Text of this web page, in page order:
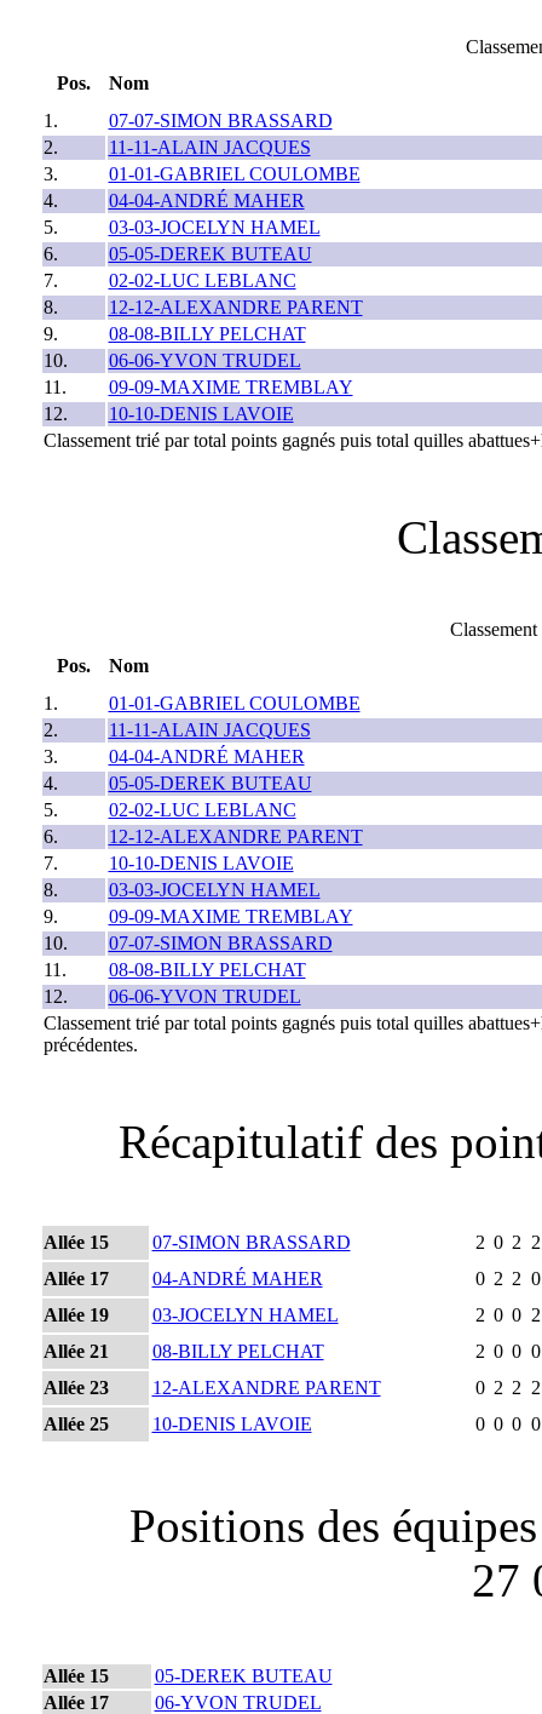
Pos.
Nom
1.
07-07-SIMON BRASSARD
2.
11-11-ALAIN JACQUES
3.
01-01-GABRIEL COULOMBE
4.
04-04-ANDRÉ MAHER
5.
03-03-JOCELYN HAMEL
6.
05-05-DEREK BUTEAU
7.
02-02-LUC LEBLANC
8.
12-12-ALEXANDRE PARENT
9.
08-08-BILLY PELCHAT
10.
06-06-YVON TRUDEL
11.
09-09-MAXIME TREMBLAY
12.
10-10-DENIS LAVOIE
Classement trié par total points gagnés puis total quilles
Pos.
Nom
1.
01-01-GABRIEL COULOMBE
2.
11-11-ALAIN JACQUES
3.
04-04-ANDRÉ MAHER
4.
05-05-DEREK BUTEAU
5.
02-02-LUC LEBLANC
6.
12-12-ALEXANDRE PARENT
7.
10-10-DENIS LAVOIE
8.
03-03-JOCELYN HAMEL
9.
09-09-MAXIME TREMBLAY
10.
07-07-SIMON BRASSARD
11.
08-08-BILLY PELCHAT
12.
06-06-YVON TRUDEL
Classement trié par total points gagnés puis total quilles
précédentes.
Récapitulatif des
Allée 15 07-SIMON BRASSARD 2 0 2 2
Allée 17
04-ANDRÉ MAHER 0 2 2 0
Allée 19
03-JOCELYN HAMEL 2 0 0 2
Allée 21
08-BILLY PELCHAT 2 0 0 0
Allée 23
12-ALEXANDRE PARENT 0 2 2 2
Allée 25
10-DENIS LAVOIE 0 0 0 0
Positions des
27
Allée 15
05-DEREK BUTEAU
Allée 17
06-YVON TRUDEL